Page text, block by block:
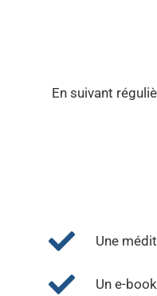
En suivant
Une
Un e-